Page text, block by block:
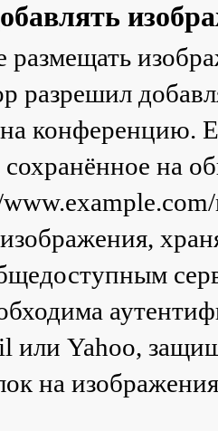
размещать
разрешил
конференцию.
на
или Yahoo,
на